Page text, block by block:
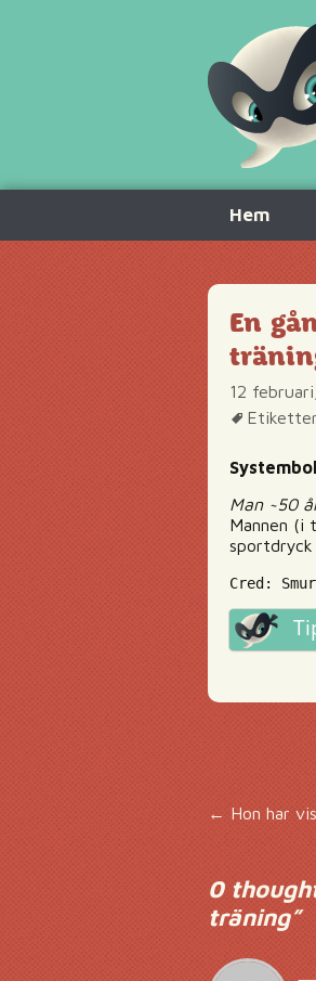
innehåll
Hem
En
12
Man ~50
Mannen (i
sportdryck
Cred:
←Hon har
0
träning”